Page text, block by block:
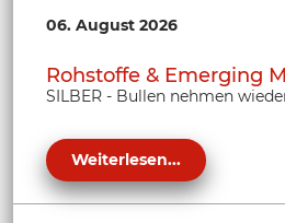
06. August 2026
Rohstoffe & Emerging
SILBER - Bullen nehmen
Weiterlesen...